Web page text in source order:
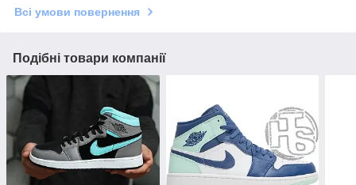
Всі умови повернення
Подібні товари компанії